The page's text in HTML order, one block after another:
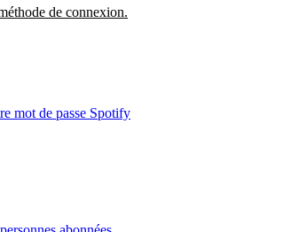
de connexion.
mot de passe Spotify